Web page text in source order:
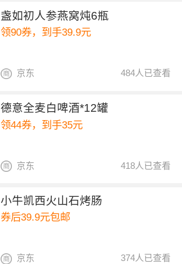
盏如初人参燕窝炖6瓶
领90券，到手39.9元
484人已查看
京东
德意全麦白啤酒*12罐
领44券，到手35元
418人已查看
京东
小牛凯西火山石烤肠
券后39.9元包邮
374人已查看
京东